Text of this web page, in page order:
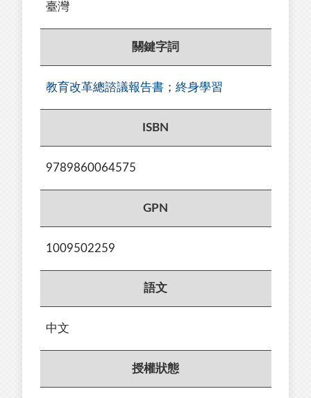
臺灣
關鍵字詞
教育改革總諮議報告書 ； 終身學習
ISBN
9789860064575
GPN
1009502259
語文
中文
授權狀態